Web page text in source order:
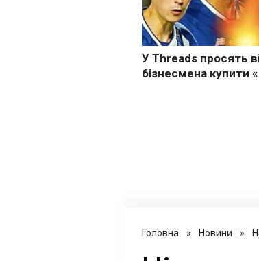
Головна » Новини »